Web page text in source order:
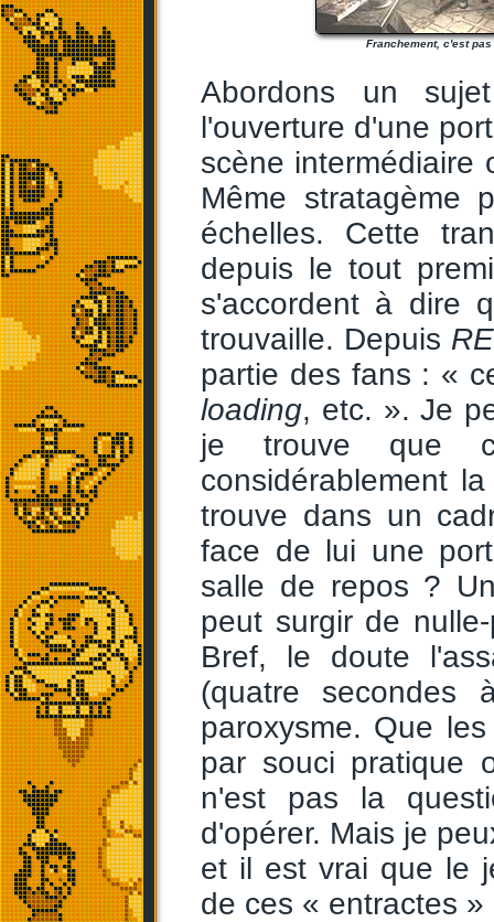
Franchement, c'est
Abordons un
l'ouverture d'une
scène intermédiaire
Même stratagème
échelles. Cette
depuis le tout
s'accordent à dire
trouvaille. Depuis
partie des fans : «
loading, etc. ». Je
je trouve que
considérablement
trouve dans un
face de lui une
salle de repos ?
peut surgir de
Bref, le doute
(quatre
paroxysme. Que
par souci pratique
n'est pas la
d'opérer. Mais je
et il est vrai que le
de ces « entractes